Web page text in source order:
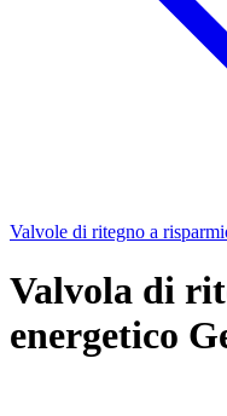
Valvole di ritegno a
Valvola di
energetico